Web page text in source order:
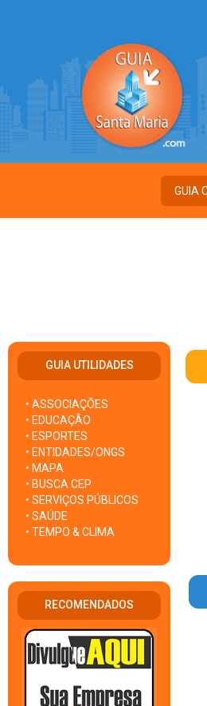
GUIA UTILIDADES
• ASSOCIAÇÕES
• EDUCAÇÃO
• ESPORTES
• ENTIDADES/ONGS
• MAPA
• BUSCA CEP
• SERVIÇOS PÚBLICOS
• SAÚDE
• TEMPO & CLIMA
RECOMENDADOS